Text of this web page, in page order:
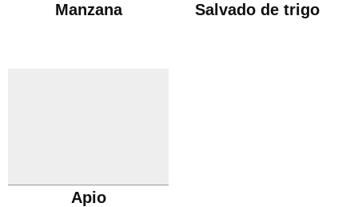
Manzana Salvado de trigo
Apio